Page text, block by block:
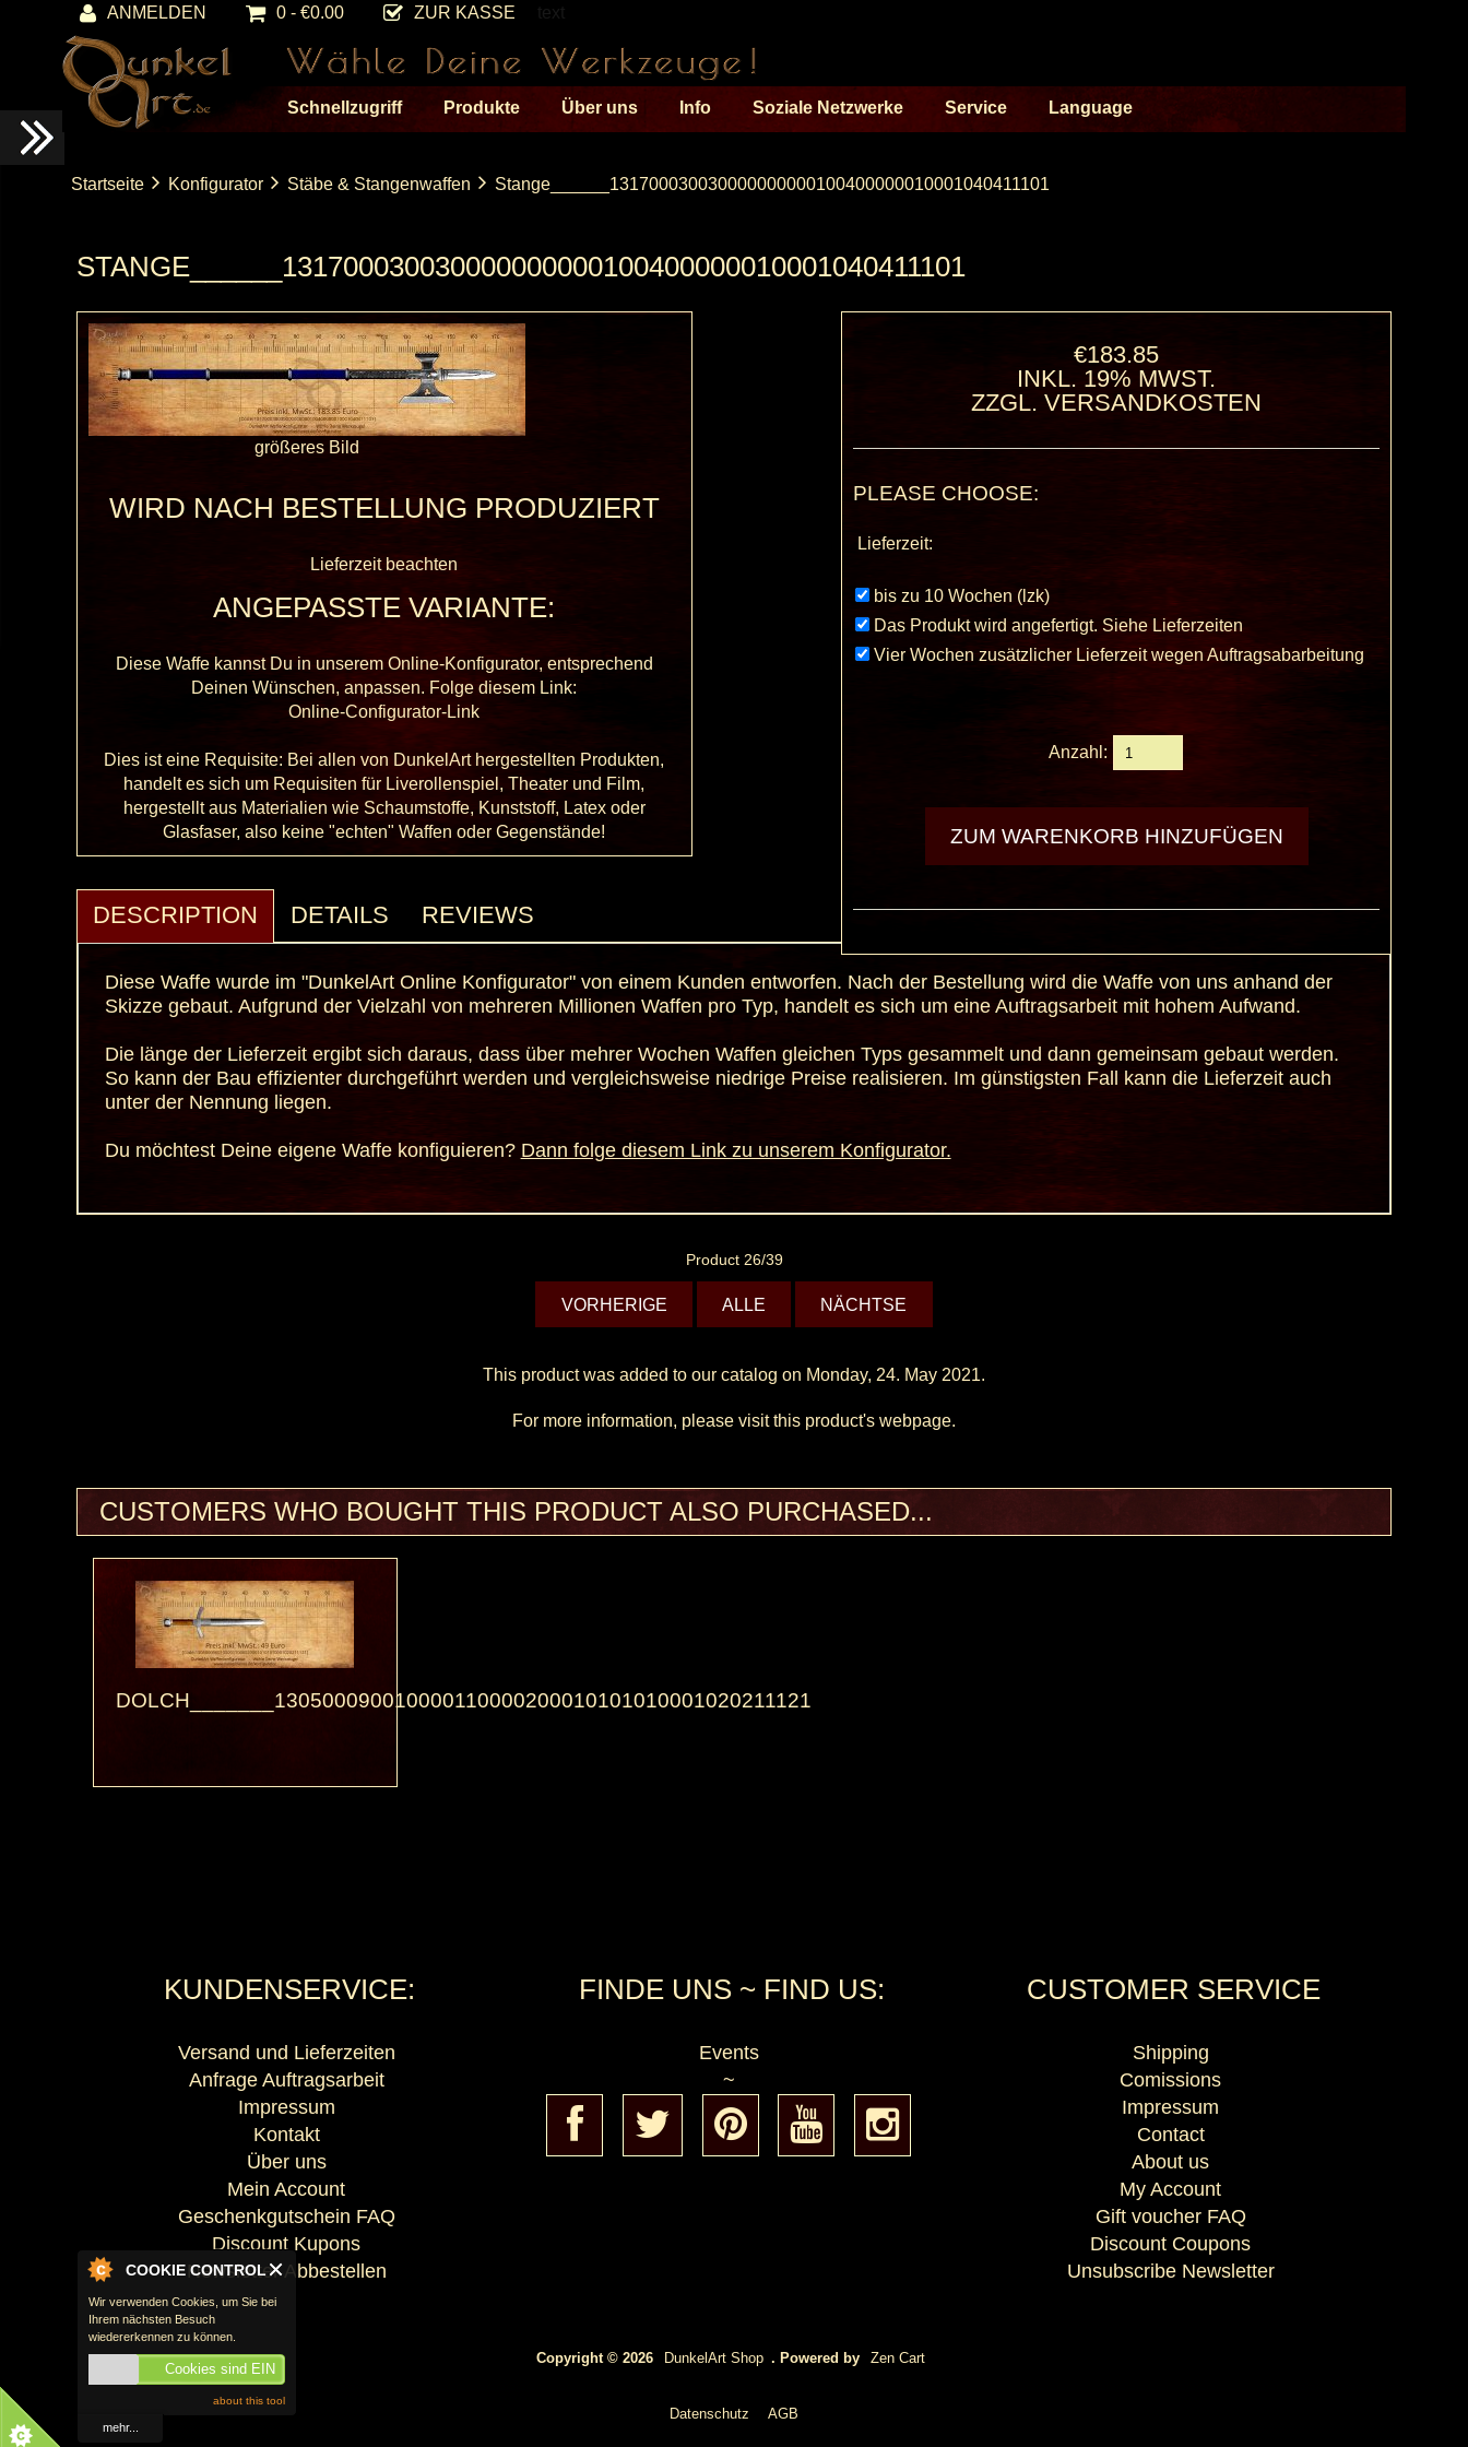
COOKIE CONTROL
Wir verwenden Cookies, um Sie bei
Ihrem nächsten Besuch
wiedererkennen zu können.
Cookies sind EIN
about this tool
mehr...
ANMELDEN 0 - €0.00 ZUR KASSE
Schnellzugriff Produkte Über uns Info Soziale Netzwerke Service Language
Startseite Konfigurator Stäbe & Stangenwaffen Stange______131700030030000000000100400000010001040411101
STANGE______131700030030000000000100400000010001040411101
größeres Bild
WIRD NACH BESTELLUNG PRODUZIERT
Lieferzeit beachten
ANGEPASSTE VARIANTE:
Diese Waffe kannst Du in unserem Online-Konfigurator, entsprechend
Deinen Wünschen, anpassen. Folge diesem Link:
Online-Configurator-Link
Dies ist eine Requisite: Bei allen von DunkelArt hergestellten Produkten,
handelt es sich um Requisiten für Liverollenspiel, Theater und Film,
hergestellt aus Materialien wie Schaumstoffe, Kunststoff, Latex oder
Glasfaser, also keine "echten" Waffen oder Gegenstände!
€183.85
INKL. 19% MWST.
ZZGL.VERSANDKOSTEN
PLEASE CHOOSE:
Lieferzeit:
bis zu 10 Wochen (lzk)
Das Produkt wird angefertigt. Siehe Lieferzeiten
Vier Wochen zusätzlicher Lieferzeit wegen Auftragsabarbeitung
Anzahl:
DESCRIPTION DETAILS REVIEWS
Diese Waffe wurde im "DunkelArt Online Konfigurator" von einem Kunden entworfen. Nach der Bestellung wird die Waffe von uns anhand der
Skizze gebaut. Aufgrund der Vielzahl von mehreren Millionen Waffen pro Typ, handelt es sich um eine Auftragsarbeit mit hohem Aufwand.
Die länge der Lieferzeit ergibt sich daraus, dass über mehrer Wochen Waffen gleichen Typs gesammelt und dann gemeinsam gebaut werden.
So kann der Bau effizienter durchgeführt werden und vergleichsweise niedrige Preise realisieren. Im günstigsten Fall kann die Lieferzeit auch
unter der Nennung liegen.
Du möchtest Deine eigene Waffe konfiguieren? Dann folge diesem Link zu unserem Konfigurator.
Product 26/39
VORHERIGE ALLE NÄCHTSE
This product was added to our catalog on Monday, 24. May 2021.
For more information, please visit this product's webpage.
CUSTOMERS WHO BOUGHT THIS PRODUCT ALSO PURCHASED...
DOLCH_______130500090010000110000200010101010001020211121
KUNDENSERVICE:
Versand und Lieferzeiten
Anfrage Auftragsarbeit
Impressum
Kontakt
Über uns
Mein Account
Geschenkgutschein FAQ
Discount Kupons
Newsletter Abbestellen
FINDE UNS ~ FIND US:
Events
~
CUSTOMER SERVICE
Shipping
Comissions
Impressum
Contact
About us
My Account
Gift voucher FAQ
Discount Coupons
Unsubscribe Newsletter
Copyright © 2026 DunkelArt Shop . Powered by Zen Cart
Datenschutz AGB